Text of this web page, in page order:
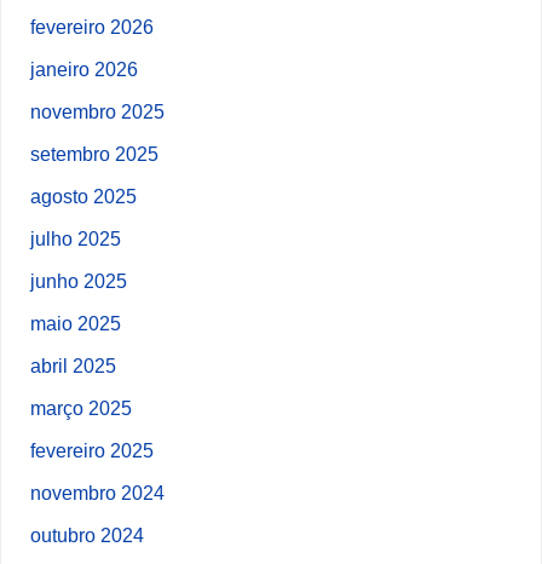
fevereiro 2026
janeiro 2026
novembro 2025
setembro 2025
agosto 2025
julho 2025
junho 2025
maio 2025
abril 2025
março 2025
fevereiro 2025
novembro 2024
outubro 2024